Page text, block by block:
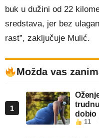
buk u dužini od 22
sredstava, jer bez
rast”, zaključuje Mulić.
Možda vas
1
dobio
kada
11